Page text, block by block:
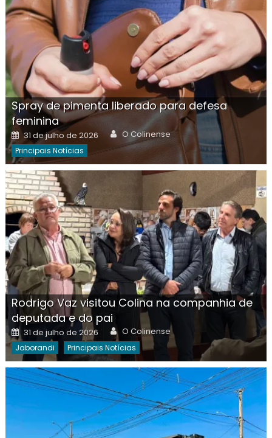
Spray de pimenta liberado para defesa
feminina
Posted
on
31 de julho de 2026 Author
O Colinense
Principais Notícias
Rodrigo Vaz visitou Colina na companhia de
deputada e do pai
Posted
on
31 de julho de 2026 Author
O Colinense
Jaborandi Principais Notícias